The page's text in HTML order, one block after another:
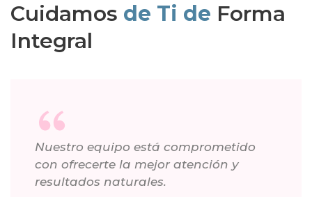
Cuidamos de Ti de Forma
Integral
Nuestro equipo está comprometido
con ofrecerte la mejor atención y
resultados naturales.